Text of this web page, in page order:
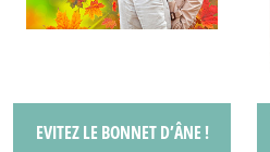
EVITEZ LE BONNET D’ÂNE !